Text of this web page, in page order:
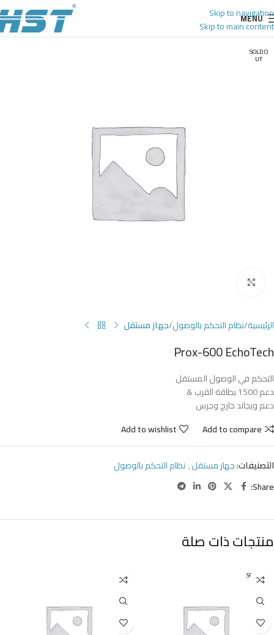
Skip to navigation
Skip to main content
MENU
SOLD O
UT
الرئيسية نظام التحكم بالوصول جهاز مستقل
Prox-600 EchoTech
التحكم في الوصول المستقل
دعم 1500 بطاقة القرب &
دعم ويجاند خارج وجرس
Add to compare
Add to wishlist
التصنيفات:جهاز مستقل, نظام التحكم بالوصول
Share:
منتجات ذات صلة
SOLD O
UT